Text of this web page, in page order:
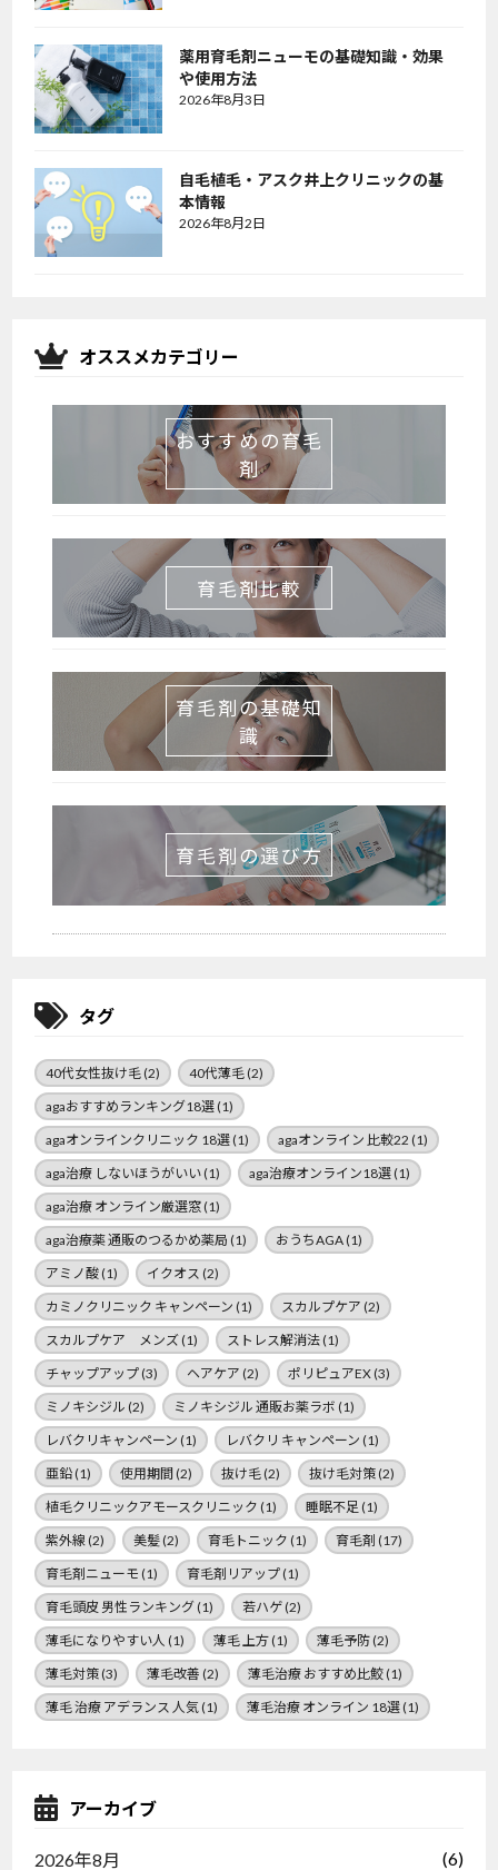
薬用育毛剤ニューモの基礎知識・効果
や使用方法
2026年8月3日
自毛植毛・アスク井上クリニックの基
本情報
2026年8月2日
オススメカテゴリー
おすすめの育毛
剤
育毛剤比較
育毛剤の基礎知
識
育毛剤の選び方
タグ
40代女性抜け毛(2) 40代薄毛(2)
agaおすすめランキング18選(1)
agaオンラインクリニック 18選(1) agaオンライン 比較22 (1)
aga治療 しないほうがいい(1) aga治療オンライン18選(1)
aga治療 オンライン厳選窓(1)
aga治療薬 通販のつるかめ薬局 (1) おうちAGA(1)
アミノ酸(1) イクオス (2)
カミノクリニック キャンペーン (1) スカルプケア (2)
スカルプケア メンズ(1) ストレス解消法(1)
チャップアップ(3) ヘアケア (2) ポリピュアEX(3)
ミノキシジル (2) ミノキシジル 通販お薬ラボ (1)
レバクリキャンペーン (1) レバクリ キャンペーン (1)
亜鉛(1) 使用期間(2) 抜け毛(2) 抜け毛対策(2)
植毛クリニックアモースクリニック (1) 睡眠不足 (1)
紫外線 (2) 美髪(2) 育毛トニック (1) 育毛剤 (17)
育毛剤ニューモ (1) 育毛剤リアップ(1)
育毛頭皮 男性ランキング(1) 若ハゲ(2)
薄毛になりやすい人 (1) 薄毛 上方(1) 薄毛予防(2)
薄毛対策(3) 薄毛改善 (2) 薄毛治療 おすすめ比鮫(1)
薄毛 治療 アデランス 人気 (1) 薄毛治療 オンライン 18選(1)
アーカイブ
2026年8月 (6)